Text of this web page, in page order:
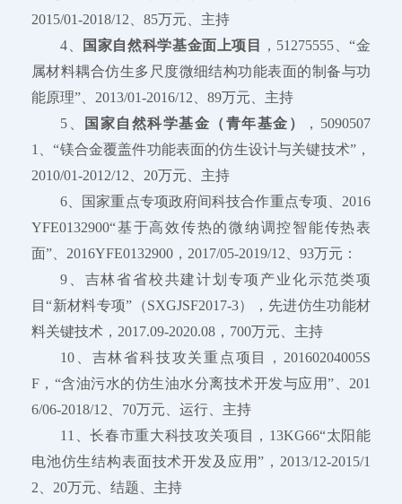
2015/01-2018/12、85万元、主持
4、
国家自然科学基金面上项目
，51275555、“金
属材料耦合仿生多尺度微细结构功能表面的制备与功
能原理”、2013/01-2016/12、89万元、主持
5、
国家自然科学基金（青年基金）
，5090507
1、“镁合金覆盖件功能表面的仿生设计与关键技术”，
2010/01-2012/12、20万元、主持
6、国家重点专项政府间科技合作重点专项、2016
YFE0132900“基于高效传热的微纳调控智能传热表
面”、2016YFE0132900，2017/05-2019/12、93万元：
9、吉林省省校共建计划专项产业化示范类项
目“新材料专项”（SXGJSF2017-3），先进仿生功能材
料关键技术，2017.09-2020.08，700万元、主持
10、吉林省科技攻关重点项目，20160204005S
F，“含油污水的仿生油水分离技术开发与应用”、201
6/06-2018/12、70万元、运行、主持
11、长春市重大科技攻关项目，13KG66“太阳能
电池仿生结构表面技术开发及应用”，2013/12-2015/1
2、20万元、结题、主持